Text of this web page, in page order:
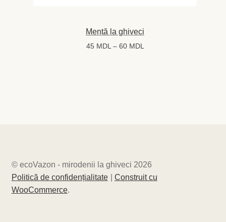
Mentă la ghiveci
45 MDL – 60 MDL
© ecoVazon - mirodenii la ghiveci 2026
Politică de confidențialitate
Construit cu
WooCommerce.